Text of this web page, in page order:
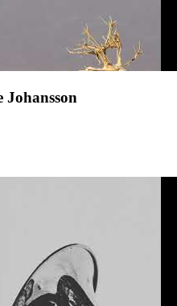
Johansson